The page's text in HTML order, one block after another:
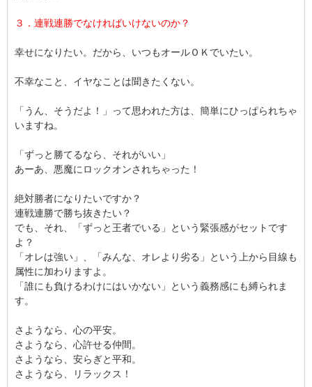
３．連戦連勝でなければいけないのか？
幸せになりたい。だから、いつもオールＯＫでいたい。
不幸なこと、イヤなことは聞きたくない。
「うん、そうだよ！」って思われた方は、簡単にひっぱられちゃ
いますね。
「ずっと勝てるなら、それがいい」
あーあ、悪魔にロックオンされちゃった！
絶対勝者になりたいですか？
連戦連勝で勝ち抜きたい？
でも、それ、「ずっと王者でいる」という緊張感がセットです
よ？
「オレは強い」、「みんな、オレより劣る」という上から目線も
属性に加わりますよ。
「誰にも負けるわけにはいかない」という義務感にも縛られま
す。
さようなら、心の平安。
さようなら、心許せる仲間。
さようなら、安らぎと平和。
さようなら、リラックス！